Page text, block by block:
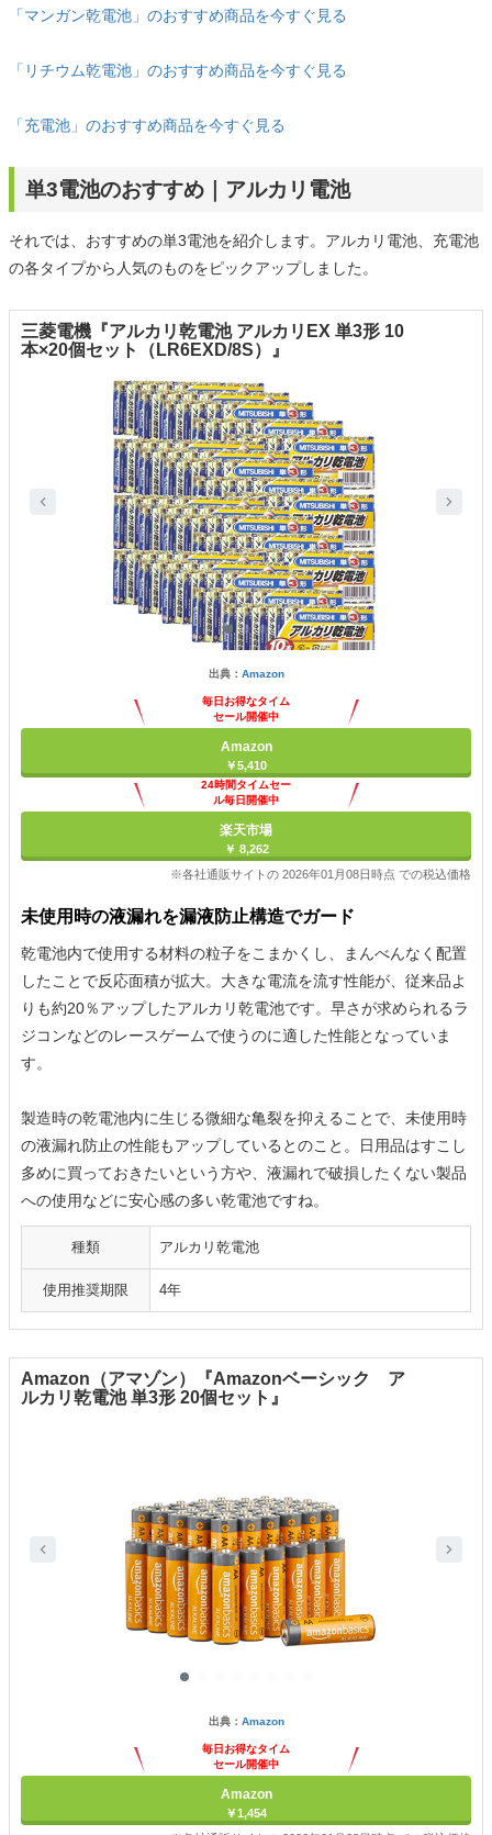
「マンガン乾電池」のおすすめ商品を今すぐ見る
「リチウム乾電池」のおすすめ商品を今すぐ見る
「充電池」のおすすめ商品を今すぐ見る
単3電池のおすすめ｜アルカリ電池
それでは、おすすめの単3電池を紹介します。アルカリ電池、充電池
の各タイプから人気のものをピックアップしました。
三菱電機『アルカリ乾電池 アルカリEX 単3形 10
本×20個セット（LR6EXD/8S）』
出典： Amazon
毎日お得なタイム
セール開催中
Amazon
￥5,410
24時間タイムセー
ル毎日開催中
楽天市場
￥ 8,262
※各社通販サイトの 2026年01月08日時点 での税込価格
未使用時の液漏れを漏液防止構造でガード
乾電池内で使用する材料の粒子をこまかくし、まんべんなく配置
したことで反応面積が拡大。大きな電流を流す性能が、従来品よ
りも約20％アップしたアルカリ乾電池です。早さが求められるラ
ジコンなどのレースゲームで使うのに適した性能となっていま
す。
製造時の乾電池内に生じる微細な亀裂を抑えることで、未使用時
の液漏れ防止の性能もアップしているとのこと。日用品はすこし
多めに買っておきたいという方や、液漏れで破損したくない製品
への使用などに安心感の多い乾電池ですね。
種類 アルカリ乾電池
使用推奨期限 4年
Amazon（アマゾン）『Amazonベーシック ア
ルカリ乾電池 単3形 20個セット』
出典： Amazon
毎日お得なタイム
セール開催中
Amazon
￥1,454